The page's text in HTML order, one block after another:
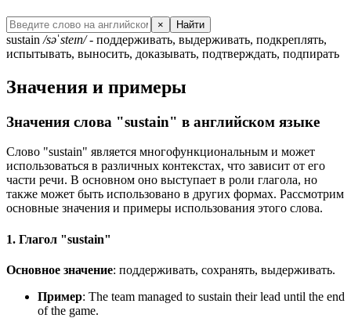
× Найти
sustain /səˈsteɪn/- поддерживать, выдерживать, подкреплять,
испытывать, выносить, доказывать, подтверждать, подпирать
Значения и примеры
Значения слова "sustain" в английском языке
Слово "sustain" является многофункциональным и может
использоваться в различных контекстах, что зависит от его
части речи. В основном оно выступает в роли глагола, но
также может быть использовано в других формах. Рассмотрим
основные значения и примеры использования этого слова.
1. Глагол "sustain"
Основное значение: поддерживать, сохранять, выдерживать.
Пример: The team managed to sustain their lead until the end
of the game.